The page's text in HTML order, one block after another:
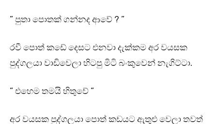
” පුතා පොතක් ගන්නද ආවේ ? ”
රවී පොත් කඩේ දෙසට එනවා දැක්කම අර වයසක
පුද්ගලයා වාඩිවෙලා හිටපු මිටි බංකුවෙන් නැගිට්ටා.
” එහෙම තමයි හිතුවේ ”
අර වයසක පුද්ගලයා පොත් කඩයට ඇතුළු වෙලා තවත්